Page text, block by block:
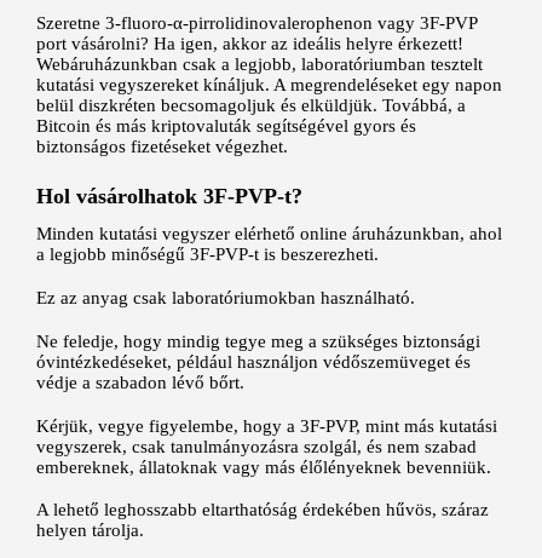
Szeretne 3-fluoro-α-pirrolidinovalerophenon vagy 3F-PVP
port vásárolni? Ha igen, akkor az ideális helyre érkezett!
Webáruházunkban csak a legjobb, laboratóriumban tesztelt
kutatási vegyszereket kínáljuk. A megrendeléseket egy napon
belül diszkréten becsomagoljuk és elküldjük. Továbbá, a
Bitcoin és más kriptovaluták segítségével gyors és
biztonságos fizetéseket végezhet.
Hol vásárolhatok 3F-PVP-t?
Minden kutatási vegyszer elérhető online áruházunkban, ahol
a legjobb minőségű 3F-PVP-t is beszerezheti.
Ez az anyag csak laboratóriumokban használható.
Ne feledje, hogy mindig tegye meg a szükséges biztonsági
óvintézkedéseket, például használjon védőszemüveget és
védje a szabadon lévő bőrt.
Kérjük, vegye figyelembe, hogy a 3F-PVP, mint más kutatási
vegyszerek, csak tanulmányozásra szolgál, és nem szabad
embereknek, állatoknak vagy más élőlényeknek bevenniük.
A lehető leghosszabb eltarthatóság érdekében hűvös, száraz
helyen tárolja.